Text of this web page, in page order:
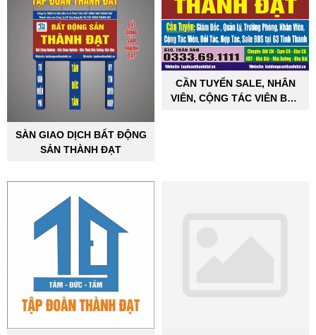
SÀN GIAO DỊCH BẤT ĐỘNG
SẢN THÀNH ĐẠT
CẦN TUYỂN SALE, NHÂN
VIÊN, CỘNG TÁC VIÊN BẤT